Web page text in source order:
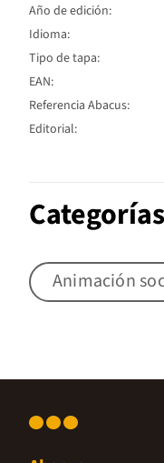
Año de edición:
Idioma:
Tipo de tapa:
EAN:
Referencia Abacus:
Editorial:
Animación